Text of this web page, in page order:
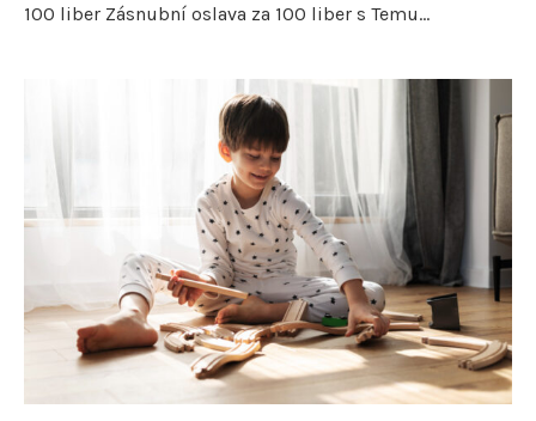
100 liber Zásnubní oslava za 100 liber s Temu…